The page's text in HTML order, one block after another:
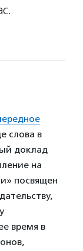
слова в
доклад
на
посвящен
время в